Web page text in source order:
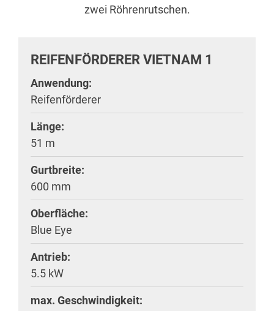
zwei Röhrenrutschen.
REIFENFÖRDERER VIETNAM 1
Anwendung:
Reifenförderer
Länge:
51 m
Gurtbreite:
600 mm
Oberfläche:
Blue Eye
Antrieb:
5.5 kW
max. Geschwindigkeit: